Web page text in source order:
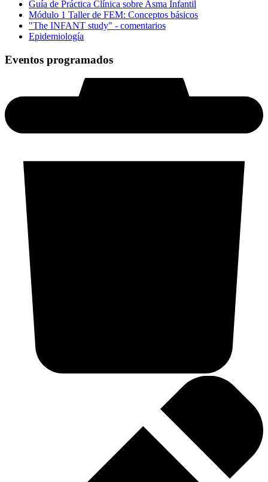
Guía de Práctica Clínica sobre Asma Infantil
Módulo 1 Taller de FEM: Conceptos básicos
"The INFANT study" - comentarios
Epidemiología
Eventos programados